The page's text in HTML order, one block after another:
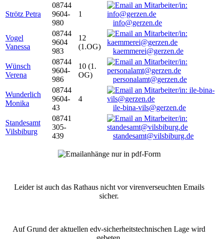
Strötz Petra
08744
9604-
980
1
info@gerzen.de
Vogel
Vanessa
08744
9604
983
12
(1.OG)
kaemmerei@gerzen.de
Wünsch
Verena
08744
9604-
986
10 (1.
OG)
personalamt@gerzen.de
Wunderlich
Monika
08744
9604-
43
4
ile-bina-vils@gerzen.de
Standesamt
Vilsbiburg
08741
305-
439
standesamt@vilsbiburg.de
Leider ist auch das Rathaus nicht vor virenverseuchten Emails
sicher.
Auf Grund der aktuellen edv-sicherheitstechnischen Lage wird